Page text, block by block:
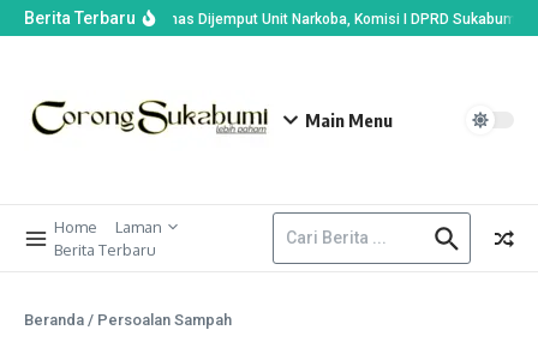
Berita Terbaru
Kades di Ciemas Dijemput Unit Narkoba, Komisi I DPRD Sukabumi
Main Menu
Home
Laman
Berita Terbaru
Beranda / Persoalan Sampah